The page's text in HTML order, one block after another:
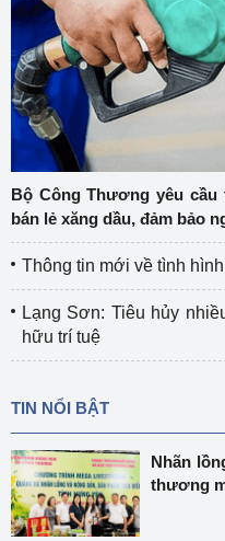
Bộ Công Thương yêu
bán lẻ xăng dầu, đảm bảo
Thông tin mới về tình
Lạng Sơn: Tiêu hủy
hữu trí tuệ
TIN NỔI BẬT
Nhãn
thương